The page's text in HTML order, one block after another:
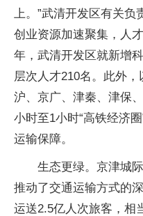
上。”武清开发区有关负
创业资源加速聚集，人
年，武清开发区就新增
层次人才210名。此外
沪、京广、津秦、津保
小时至1小时“高铁经济
运输保障。
生态更绿。京津城
推动了交通运输方式的
运送2.5亿人次旅客，相